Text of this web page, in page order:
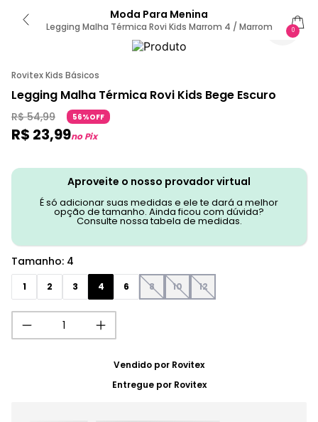
Moda Para Menina
Legging Malha Térmica Rovi Kids Marrom 4 / Marrom 0
Rovitex Kids Básicos
Legging Malha Térmica Rovi Kids Bege Escuro
R$ 54,99 56%OFF
R$ 23,99no Pix
Aproveite o nosso provador virtual
É só adicionar suas medidas e ele te dará a melhor
opção de tamanho. Ainda ficou com dúvida?
Consulte nossa tabela de medidas.
Tamanho: 4
1 2 3 4 6 8 10 12
Vendido por Rovitex
Entregue por Rovitex